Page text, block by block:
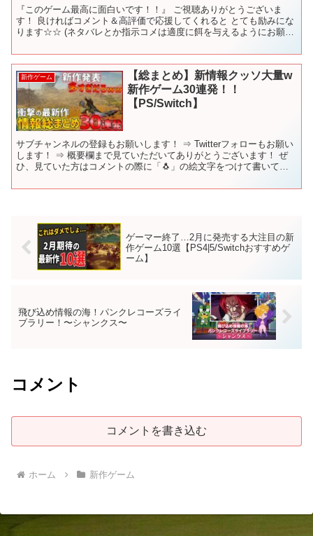
『このゲーム最高に面白いです！！』 ご視聴ありがとうございま
す！ 良ければコメント＆高評価で応援してくれると とても励みにな
ります☆☆ (ネタバレとか指示コメは適度に餌を与えるようにお願い
新作ゲーム
【総まとめ】新情報クッソ大量w
新作ゲーム30連発！！
【PS/Switch】
サブチャンネルの登録もお願いします！ ⇒ Twitterフォローもお願い
します！ ⇒ 概要欄まで見ていただいてありがとうございます！ ぜ
ひ、見ていた方はコメントの際に「🐧」の絵文字をつけて書いてい
ゲーマー終了…2月に発売する大注目の新
作ゲーム10選【PS4|5/Switchおすすめゲ
ーム】
飛び込め情報の海！パンクレコーズライ
ブラリー！〜シャンクス〜
コメント
コメントを書き込む
ホーム 新作ゲーム